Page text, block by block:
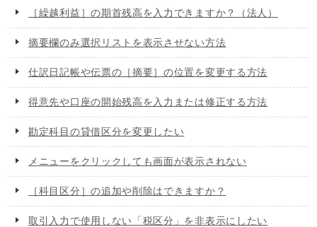
［繰越利益］の期首残高を入力できますか？（法人）
摘要欄のみ選択リストを表示させない方法
仕訳日記帳や伝票の［摘要］の位置を変更する方法
得意先や口座の開始残高を入力または修正する方法
勘定科目の貸借区分を変更したい
メニューをクリックしても画面が表示されない
［科目区分］の追加や削除はできますか？
取引入力で使用しない「税区分」を非表示にしたい